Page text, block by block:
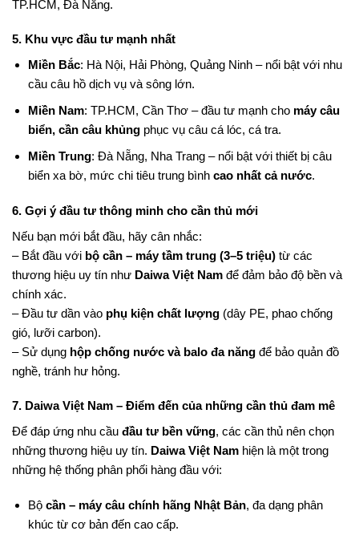
TP.HCM, Đà Nẵng.
5. Khu vực đầu tư mạnh nhất
Miền Bắc: Hà Nội, Hải Phòng, Quảng Ninh – nổi bật với nhu
cầu câu hồ dịch vụ và sông lớn.
Miền Nam: TP.HCM, Cần Thơ – đầu tư mạnh cho máy câu
biển, cần câu khủngphục vụ câu cá lóc, cá tra.
Miền Trung: Đà Nẵng, Nha Trang – nổi bật với thiết bị câu
biển xa bờ, mức chi tiêu trung bình cao nhất cả nước.
6. Gợi ý đầu tư thông minh cho cần thủ mới
Nếu bạn mới bắt đầu, hãy cân nhắc:
– Bắt đầu với bộ cần – máy tầm trung (3–5 triệu) từ các
thương hiệu uy tín như Daiwa Việt Nam để đảm bảo độ bền và
chính xác.
– Đầu tư dần vào phụ kiện chất lượng (dây PE, phao chống
gió, lưỡi carbon).
– Sử dụng hộp chống nước và balo đa năng để bảo quản đồ
nghề, tránh hư hỏng.
7. Daiwa Việt Nam – Điểm đến của những cần thủ đam mê
Để đáp ứng nhu cầu đầu tư bền vững, các cần thủ nên chọn
những thương hiệu uy tín. Daiwa Việt Nam hiện là một trong
những hệ thống phân phối hàng đầu với:
Bộ cần – máy câu chính hãng Nhật Bản, đa dạng phân
khúc từ cơ bản đến cao cấp.